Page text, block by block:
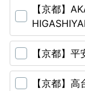
【京都】
【京都】
【京都】